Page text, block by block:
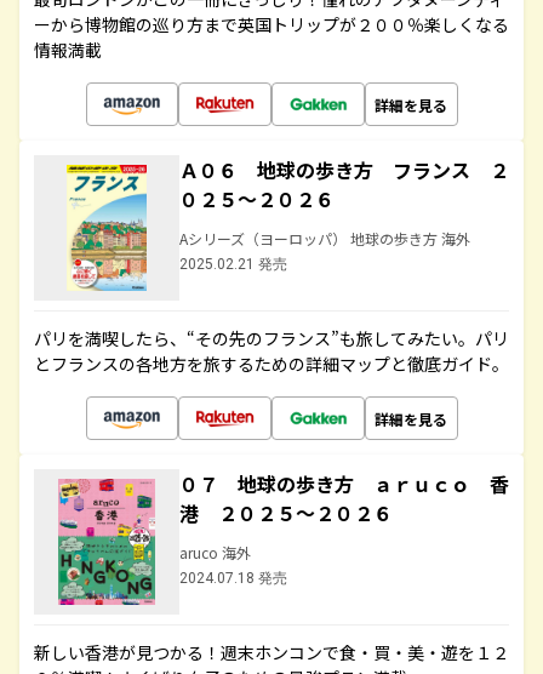
ーから博物館の巡り方まで英国トリップが２００％楽しくなる
情報満載
詳細を見る
Ａ０６ 地球の歩き方 フランス ２
０２５～２０２６
Aシリーズ（ヨーロッパ） 地球の歩き方 海外
2025.02.21 発売
パリを満喫したら、“その先のフランス”も旅してみたい。パリ
とフランスの各地方を旅するための詳細マップと徹底ガイド。
詳細を見る
０７ 地球の歩き方 ａｒｕｃｏ 香
港 ２０２５～２０２６
aruco 海外
2024.07.18 発売
新しい香港が見つかる！週末ホンコンで食・買・美・遊を１２